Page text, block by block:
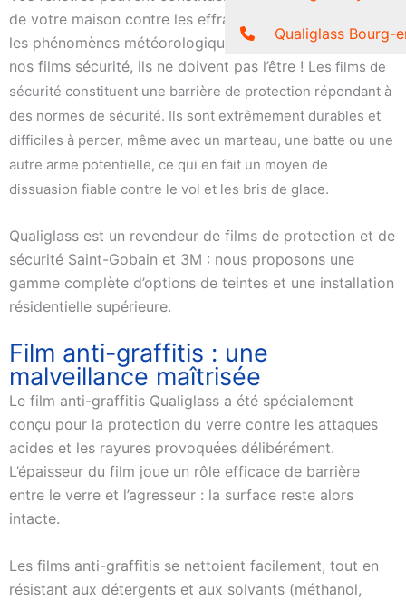
de votre maison contre les effractions, les accidents ou
les phénomènes météorologiques violents. Mais avec
nos films sécurité, ils ne doivent pas l’être ! Les films de
sécurité constituent une barrière de protection répondant à
des normes de sécurité. Ils sont extrêmement durables et
difficiles à percer, même avec un marteau, une batte ou une
autre arme potentielle, ce qui en fait un moyen de
dissuasion fiable contre le vol et les bris de glace.
Qualiglass est un revendeur de films de protection et de
sécurité Saint-Gobain et 3M : nous proposons une
gamme complète d’options de teintes et une installation
résidentielle supérieure.
Film anti-graffitis : une
malveillance maîtrisée
Le film anti-graffitis Qualiglass a été spécialement
conçu pour la protection du verre contre les attaques
acides et les rayures provoquées délibérément.
L’épaisseur du film joue un rôle efficace de barrière
entre le verre et l’agresseur : la surface reste alors
intacte.
Les films anti-graffitis se nettoient facilement, tout en
résistant aux détergents et aux solvants (méthanol,
Qualiglass Bourg-